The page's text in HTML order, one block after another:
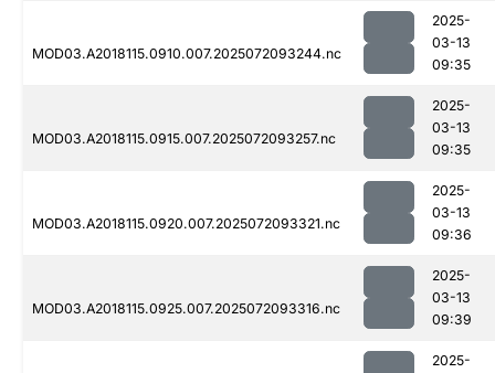
MOD03.A2018115.0910.007.2025072093244.nc
2025-
03-13
09:35
MOD03.A2018115.0915.007.2025072093257.nc
2025-
03-13
09:35
MOD03.A2018115.0920.007.2025072093321.nc
2025-
03-13
09:36
MOD03.A2018115.0925.007.2025072093316.nc
2025-
03-13
09:39
2025-